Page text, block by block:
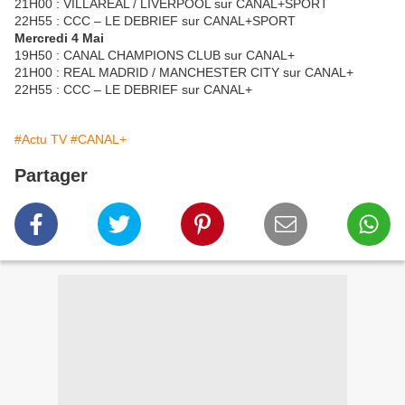
21H00 : VILLAREAL / LIVERPOOL sur CANAL+SPORT
22H55 : CCC – LE DEBRIEF sur CANAL+SPORT
Mercredi 4 Mai
19H50 : CANAL CHAMPIONS CLUB sur CANAL+
21H00 : REAL MADRID / MANCHESTER CITY sur CANAL+
22H55 : CCC – LE DEBRIEF sur CANAL+
#Actu TV #CANAL+
Partager